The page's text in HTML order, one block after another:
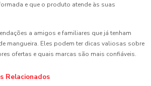
e que o produto atende às suas
a amigos e familiares que já tenham
mangueira. Eles podem ter dicas valiosas sobre
ofertas e quais marcas são mais confiáveis.
Relacionados